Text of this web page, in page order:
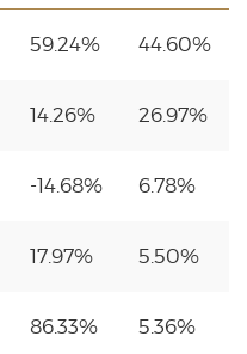
59.24% 44.60%
14.26% 26.97%
-14.68% 6.78%
17.97% 5.50%
86.33% 5.36%